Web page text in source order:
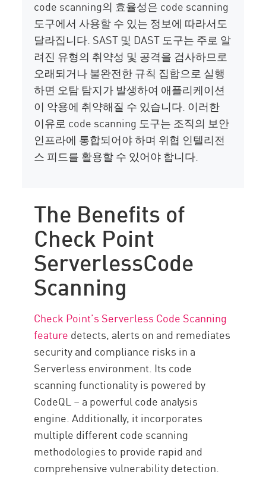
code scanning의 효율성은 code scanning
도구에서 사용할 수 있는 정보에 따라서도
달라집니다. SAST 및 DAST 도구는 주로 알
려진 유형의 취약성 및 공격을 검사하므로
오래되거나 불완전한 규칙 집합으로 실행
하면 오탐 탐지가 발생하여 애플리케이션
이 악용에 취약해질 수 있습니다. 이러한
이유로 code scanning 도구는 조직의 보안
인프라에 통합되어야 하며 위협 인텔리전
스 피드를 활용할 수 있어야 합니다.
The Benefits of
Check Point
ServerlessCode
Scanning
Check Point’s Serverless Code Scanning
feature detects, alerts on and remediates
security and compliance risks in a
Serverless environment. Its code
scanning functionality is powered by
CodeQL – a powerful code analysis
engine. Additionally, it incorporates
multiple different code scanning
methodologies to provide rapid and
comprehensive vulnerability detection.